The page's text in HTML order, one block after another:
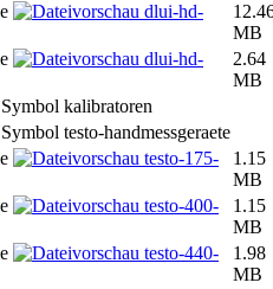
dlui-hd-
MB
dlui-hd-
2.64
MB
kalibratoren
testo-handmessgeraete
testo-175-
1.15
MB
testo-400-
1.15
MB
testo-440-
1.98
MB